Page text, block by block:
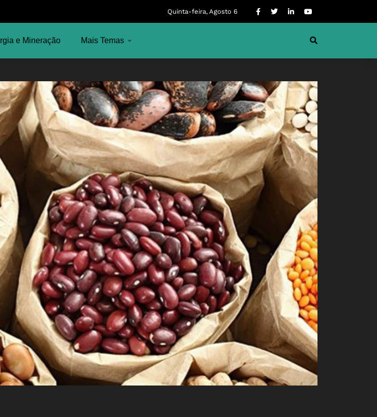
Quinta-feira, Agosto 6
e Mineração Mais Temas